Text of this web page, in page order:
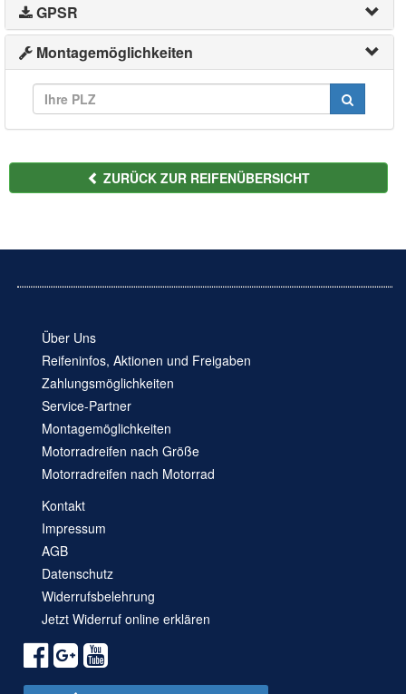
GPSR
Montagemöglichkeiten
ZURÜCK ZUR REIFENÜBERSICHT
Über Uns
Reifeninfos, Aktionen und Freigaben
Zahlungsmöglichkeiten
Service-Partner
Montagemöglichkeiten
Motorradreifen nach Größe
Motorradreifen nach Motorrad
Kontakt
Impressum
AGB
Datenschutz
Widerrufsbelehrung
Jetzt Widerruf online erklären